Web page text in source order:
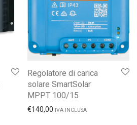
Regolatore di carica
solare SmartSolar
MPPT 100/15
€140,00 IVA INCLUSA